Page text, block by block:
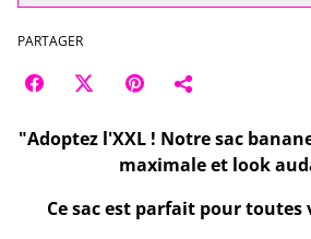
PARTAGER
"Adoptez l'XXL ! Notre sac
maximale et look
Ce sac est parfait pour toutes